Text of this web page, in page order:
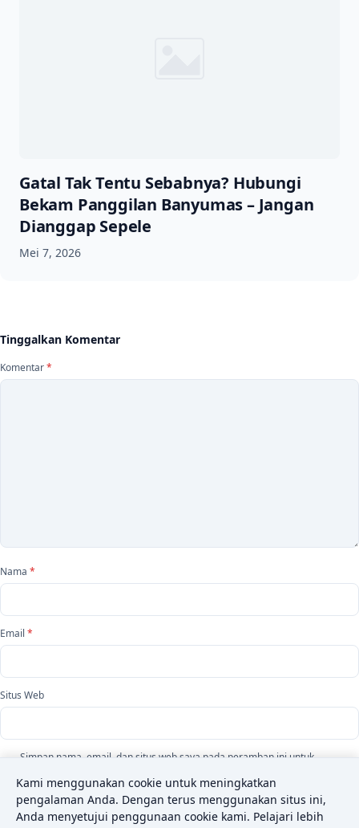
Gatal Tak Tentu Sebabnya? Hubungi
Bekam Panggilan Banyumas – Jangan
Dianggap Sepele
Mei 7, 2026
Tinggalkan Komentar
Komentar*
Nama *
Email *
Situs Web
Simpan nama, email, dan situs web saya pada peramban ini untuk
Kami menggunakan cookie untuk meningkatkan
pengalaman Anda. Dengan terus menggunakan situs ini,
Anda menyetujui penggunaan cookie kami. Pelajari lebih